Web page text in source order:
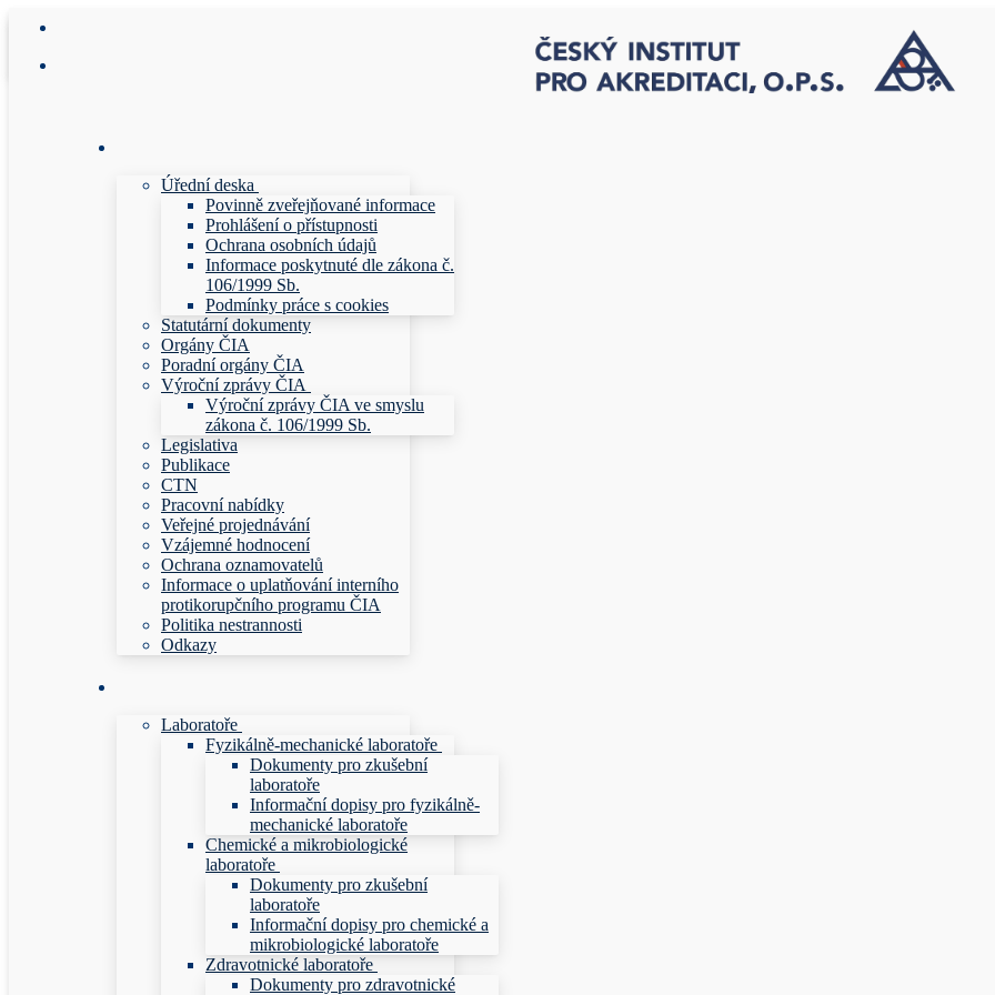
Přeskočit
obsah
Menu
Zavřeno
Úřední deska
Povinně zveřejňované informace
Prohlášení o přístupnosti
Ochrana osobních údajů
Informace poskytnuté dle zákona č.
106/1999 Sb.
Podmínky práce s cookies
Statutární dokumenty
Orgány ČIA
Poradní orgány ČIA
Výroční zprávy ČIA
Výroční zprávy ČIA ve smyslu
zákona č. 106/1999 Sb.
Legislativa
Publikace
CTN
Pracovní nabídky
Veřejné projednávání
Vzájemné hodnocení
Ochrana oznamovatelů
Informace o uplatňování interního
protikorupčního programu ČIA
Politika nestrannosti
Odkazy
Laboratoře
Fyzikálně-mechanické laboratoře
Dokumenty pro zkušební
laboratoře
Informační dopisy pro fyzikálně-
mechanické laboratoře
Chemické a mikrobiologické
laboratoře
Dokumenty pro zkušební
laboratoře
Informační dopisy pro chemické a
mikrobiologické laboratoře
Zdravotnické laboratoře
Dokumenty pro zdravotnické